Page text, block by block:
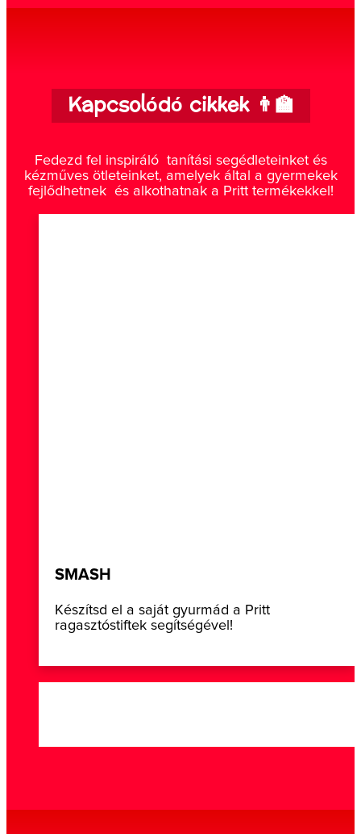
Kapcsolódó cikkek 👨‍🏫
Fedezd fel inspiráló tanítási segédleteinket és
kézműves ötleteinket, amelyek által a gyermekek
fejlődhetnek és alkothatnak a Pritt termékekkel!
SMASH
Készítsd el a saját gyurmád a Pritt
ragasztóstiftek segítségével!